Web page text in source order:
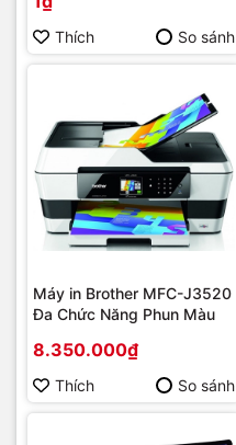
Thích So sánh
Máy in Brother MFC-J3520
Đa Chức Năng Phun Màu
8.350.000₫
Thích So sánh